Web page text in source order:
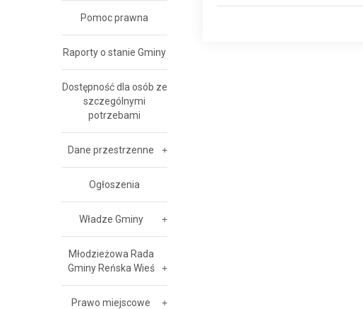
Pomoc prawna
Raporty o stanie Gminy
Dostępność dla osób ze
szczególnymi
potrzebami
Dane przestrzenne
Ogłoszenia
Władze Gminy
Młodzieżowa Rada
Gminy Reńska Wieś
Prawo miejscowe